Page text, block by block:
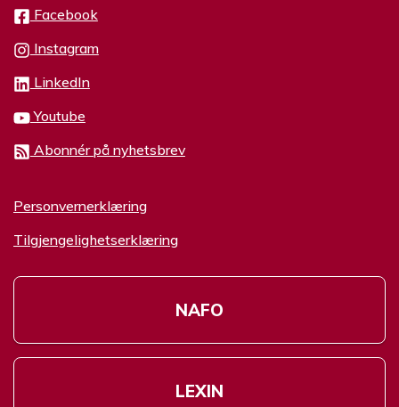
Facebook
Instagram
LinkedIn
Youtube
Abonnér på nyhetsbrev
Personvernerklæring
Tilgjengelighetserklæring
NAFO
LEXIN